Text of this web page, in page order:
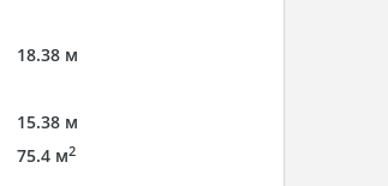
18.38 м
15.38 м
75.4 м2